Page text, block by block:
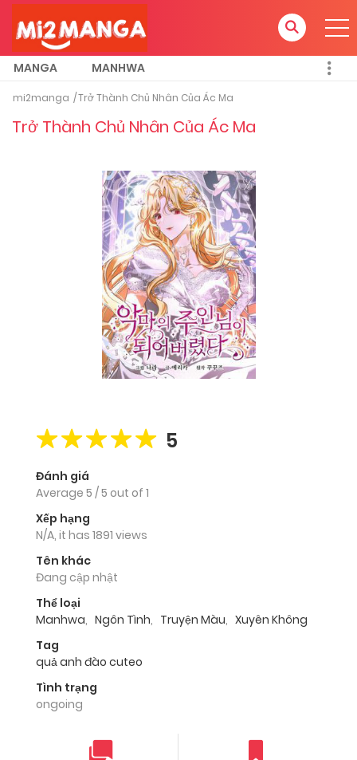
MANGA MANHWA
mi2manga Trở Thành Chủ Nhân Của Ác Ma
Trở Thành Chủ Nhân Của Ác Ma
5
Đánh giá
Average 5 /5 out of 1
Xếp hạng
N/A, it has 1891 views
Tên khác
Đang cập nhật
Thể loại
Manhwa, Ngôn Tình, Truyện Màu, Xuyên Không
Tag
quả anh đào cuteo
Tình trạng
ongoing